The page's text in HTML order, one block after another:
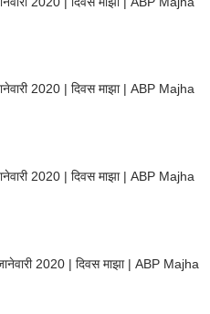
2020 | दिवस माझा | ABP Majha
2020 | दिवस माझा | ABP Majha
2020 | दिवस माझा | ABP Majha